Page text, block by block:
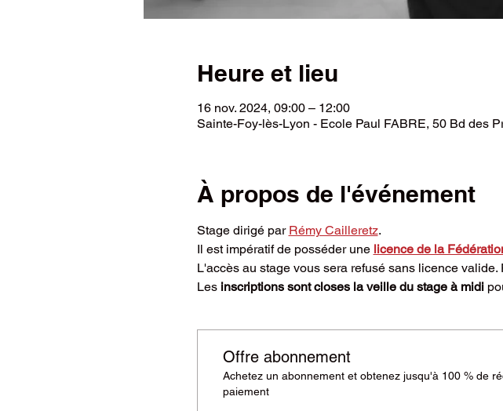
Heure et lieu
16 nov. 2024, 09:00 – 12:00
Sainte-Foy-lès-Lyon - Ecole Paul FABRE, 50 Bd des
À propos de l'événement
Stage dirigé par Rémy Cailleretz.
Il est impératif de posséder une licence de la
L'accès au stage vous sera refusé sans licence
Les inscriptions sont closes la veille du stage à midi
Offre abonnement
Achetez un abonnement et obtenez jusqu'à 100 % de
paiement